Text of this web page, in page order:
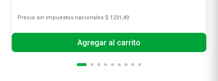
Precio sin impuestos nacionales $ 1231,40
Agregar al carrito